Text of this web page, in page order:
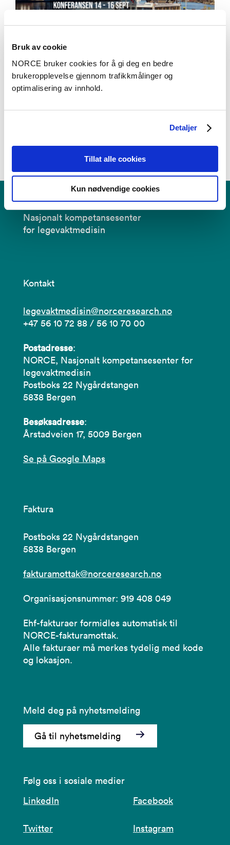
Bruk av cookie
NORCE bruker cookies for å gi deg en bedre
brukeropplevelse gjennom trafikkmålinger og
optimalisering av innhold.
Detaljer
Tillat alle cookies
Kun nødvendige cookies
Nasjonalt kompetansesenter
for legevaktmedisin
Kontakt
legevaktmedisin@norceresearch.no
+47 56 10 72 88 / 56 10 70 00
Postadresse:
NORCE, Nasjonalt kompetansesenter for
legevaktmedisin
Postboks 22 Nygårdstangen
5838 Bergen
Besøksadresse:
Årstadveien 17, 5009 Bergen
Se på Google Maps
Faktura
Postboks 22 Nygårdstangen
5838 Bergen
fakturamottak@norceresearch.no
Organisasjonsnummer: 919 408 049
Ehf-fakturaer formidles automatisk til
NORCE-fakturamottak.
Alle fakturaer må merkes tydelig med kode
og lokasjon.
Meld deg på nyhetsmelding
Gå til nyhetsmelding
Følg oss i sosiale medier
LinkedIn
Facebook
Twitter Instagram